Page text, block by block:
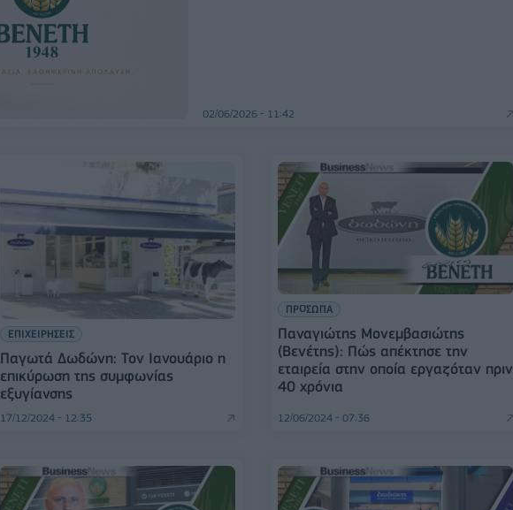
02/06/2026 - 11:42
ΕΠΙΧΕΙΡΗΣΕΙΣ
Παγωτά Δωδώνη: Τον Ιανουάριο η
επικύρωση της συμφωνίας
εξυγίανσης
17/12/2024 - 12:35
ΠΡΟΣΩΠΑ
Παναγιώτης Μονεμβασιώτης
(Βενέτης): Πώς απέκτησε την
εταιρεία στην οποία εργαζόταν πριν
40 χρόνια
12/06/2024 - 07:36